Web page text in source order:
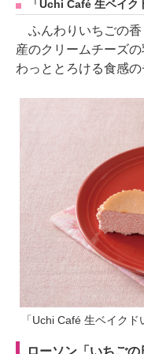
「Uchi Café 生ベイク
ふんわりいちごの香
産のクリームチーズ
わっととろける食感の
「Uchi Café 生ベイク